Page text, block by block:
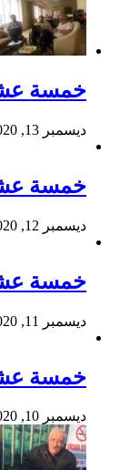
خمسة عشر
ديسمبر 13, 2020
خمسة عشر
ديسمبر 12, 2020
خمسة عشر
ديسمبر 11, 2020
خمسة عشر
ديسمبر 10, 2020